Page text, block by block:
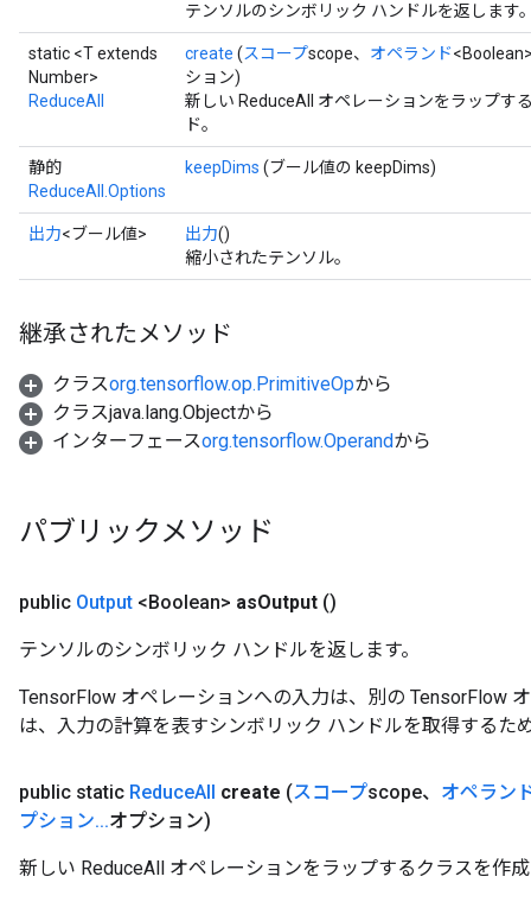
テンソルのシンボリック ハンドルを返します
static <T extends
Number>
ReduceAll
create (スコープscope、 オペランド
ション)
新しい ReduceAll オペレーションをラップす
ド。
静的
ReduceAll.Options
keepDims (ブール値の keepDims)
出力<ブール値> 出力()
縮小されたテンソル。
継承されたメソッド
クラスorg.tensorflow.op.PrimitiveOpから
クラスjava.lang.Objectから
インターフェースorg.tensorflow.Operandから
パブリックメソッド
public Output <Boolean> asOutput ()
テンソルのシンボリック ハンドルを返します。
TensorFlow オペレーションへの入力は、別の TensorFlow
は、入力の計算を表すシンボリック ハンドルを取得するた
public static ReduceAll create (スコープscope、 オペラン
プション...オプション)
新しい ReduceAll オペレーションをラップするクラスを作